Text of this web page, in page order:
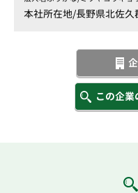
本社所在地/長野県北佐
この企